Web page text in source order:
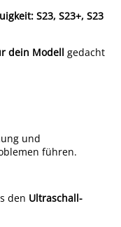
S23, S23+, S23
dein Modell gedacht
und
führen.
den Ultraschall-